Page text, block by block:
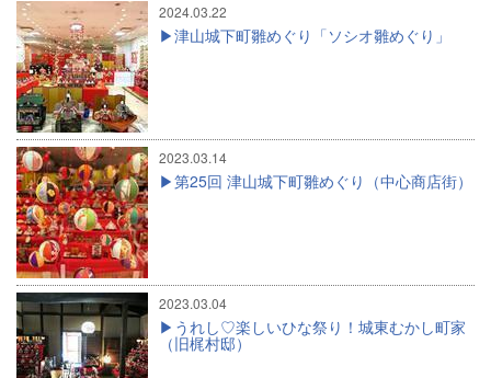
2024.03.22
津山城下町雛めぐり「ソシオ雛めぐり」
2023.03.14
第25回 津山城下町雛めぐり（中心商店街）
2023.03.04
うれし♡楽しいひな祭り！城東むかし町家
（旧梶村邸）